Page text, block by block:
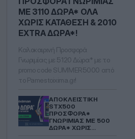
ΜΕ 3110 ΔΏΡΑ* ΟΛΑ
ΧΩΡΊΣ ΚΑΤΆΘΕΣΗ & 2010
EXTRA ΔΏΡΑ*!
Καλοκαιρινή Προσφορά
Γνωριμίας με 5120 Δώρα* με το
promo code SUMMER5000 από
το Pamestoixima.gr!
ΑΠΟΚΛΕΙΣΤΙΚΉ
STX500
ΠΡΟΣΦΟΡΆ*
ΓΝΩΡΙΜΊΑΣ ΜΕ 500
ΔΏΡΑ* ΧΩΡΊΣ